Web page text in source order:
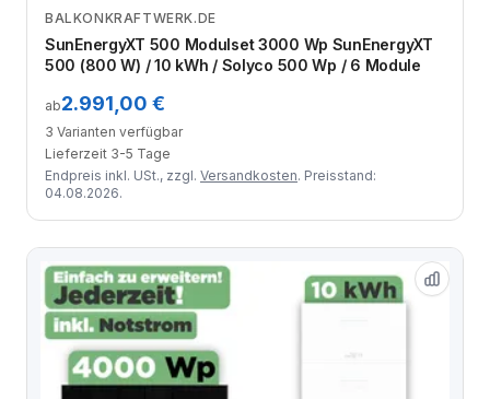
Zum Angebot
BALKONKRAFTWERK.DE
SunEnergyXT 500 Modulset 3000 Wp SunEnergyXT
500 (800 W) / 10 kWh / Solyco 500 Wp / 6 Module
ab2.991,00 €
3 Varianten verfügbar
Lieferzeit 3-5 Tage
Endpreis inkl. USt., zzgl. Versandkosten. Preisstand:
04.08.2026.